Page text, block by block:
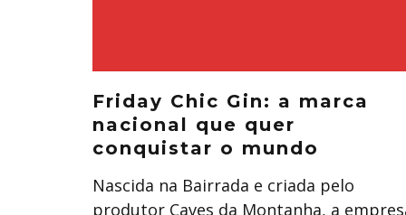
Friday Chic Gin: a marca
nacional que quer
conquistar o mundo
Nascida na Bairrada e criada pelo
produtor Caves da Montanha, a